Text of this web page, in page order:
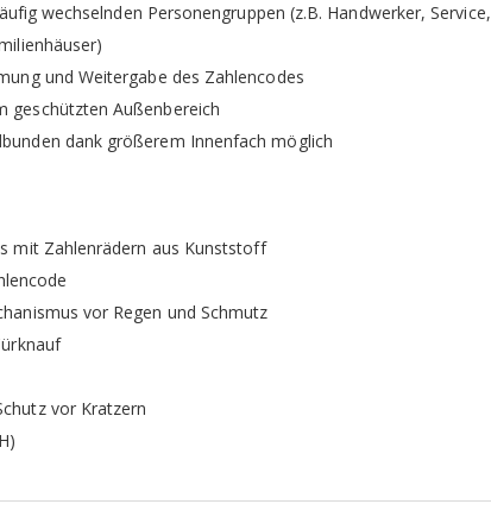
wechselnden Personengruppen (z.B. Handwerker, Service,
und Weitergabe des Zahlencodes
geschützten Außenbereich
dank größerem Innenfach möglich
mit Zahlenrädern aus Kunststoff
vor Regen und Schmutz
vor Kratzern